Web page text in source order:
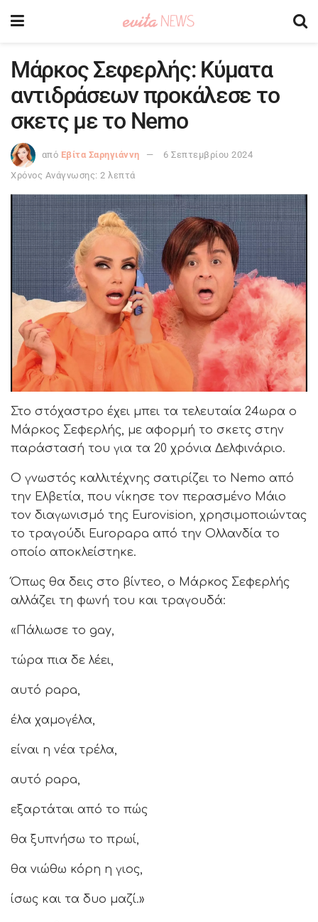
Μάρκος Σεφερλής: Κύματα
αντιδράσεων προκάλεσε το
σκετς με το Nemo
από Εβίτα Σαρηγιάννη
6 Σεπτεμβρίου 2024
Χρόνος Ανάγνωσης: 2 λεπτά
Στο στόχαστρο έχει μπει τα τελευταία 24ωρα ο
Μάρκος Σεφερλής, με αφορμή το σκετς στην
παράστασή του για τα 20 χρόνια Δελφινάριο.
Ο γνωστός καλλιτέχνης σατιρίζει το Nemo από
την Ελβετία, που νίκησε τον περασμένο Μάιο
τον διαγωνισμό της Eurovision, χρησιμοποιώντας
το τραγούδι Europapa από την Ολλανδία το
οποίο αποκλείστηκε.
Όπως θα δεις στο βίντεο, ο Μάρκος Σεφερλής
αλλάζει τη φωνή του και τραγουδά:
«Πάλιωσε το gay,
τώρα πια δε λέει,
αυτό papa,
έλα χαμογέλα,
είναι η νέα τρέλα,
αυτό papa,
εξαρτάται από το πώς
θα ξυπνήσω το πρωί,
θα νιώθω κόρη η γιος,
ίσως και τα δυο μαζί.»